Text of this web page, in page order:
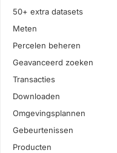
50+ extra datasets
Meten
Percelen beheren
Geavanceerd zoeken
Transacties
Downloaden
Omgevingsplannen
Gebeurtenissen
Producten